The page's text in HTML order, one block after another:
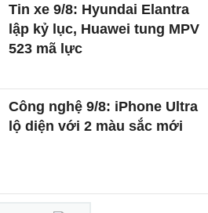
Tin xe 9/8: Hyundai Elantra
lập kỷ lục, Huawei tung MPV
523 mã lực
Công nghệ 9/8: iPhone Ultra
lộ diện với 2 màu sắc mới